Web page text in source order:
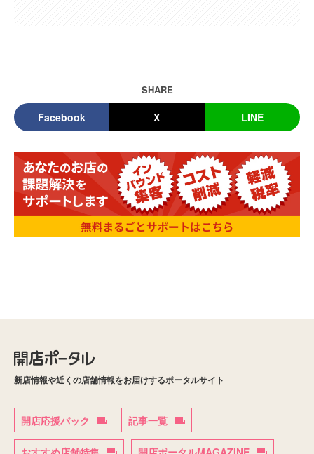
SHARE
Facebook X LINE
新店情報や近くの店舗情報をお届けするポータルサイト
開店応援パック 記事一覧